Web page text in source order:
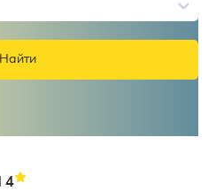
Найти
4